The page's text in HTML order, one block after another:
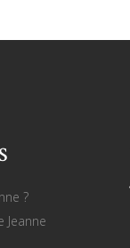
?
Jeanne